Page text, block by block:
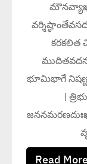
కరకలిత
భూమిభాగే
|
Read